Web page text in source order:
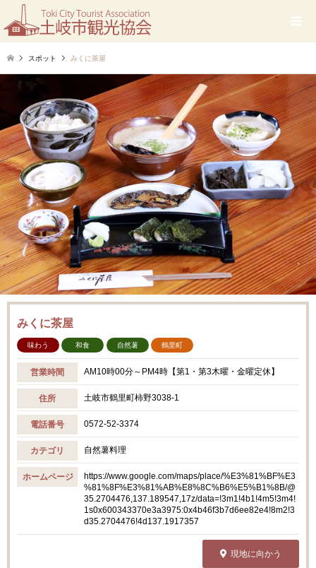
スポット みくに茶屋
みくに茶屋
味わう 和食 自然薯 鶴里町
営業時間 AM10時00分～PM4時【第1・第3木曜・金曜定休】
住所 土岐市鶴里町柿野3038-1
電話番号 0572-52-3374
カテゴリ 自然薯料理
ホームページ
https://www.google.com/maps/place/%E3%81%BF%E3
%81%8F%E3%81%AB%E8%8C%B6%E5%B1%8B/@
35.2704476,137.189547,17z/data=!3m1!4b1!4m5!3m4!
1s0x600343370e3a3975:0x4b46f3b7d6ee82e4!8m2!3
d35.2704476!4d137.1917357
現地に向かう